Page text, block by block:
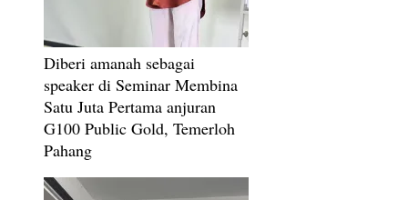
Diberi amanah sebagai
speaker di Seminar Membina
Satu Juta Pertama anjuran
G100 Public Gold, Temerloh
Pahang